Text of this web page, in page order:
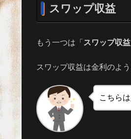
スワップ収益
もう一つは「 スワップ収益
スワップ収益は金利のよう
こちら